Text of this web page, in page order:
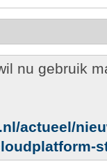
nu gebruik
actueel/